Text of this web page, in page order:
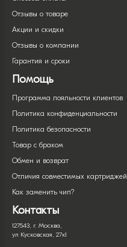
Отзывы о товаре
Акции и скидки
Отзывы о компании
Гарантия и сроки
Помощь
Программа лояльности клиентов
Политика конфиденциальности
Политика безопасности
Товар с браком
Обмен и возврат
Отличия совместимых картриджей
Как заменить чип?
Контакты
127543, г. Москва,
ул Кусковская, 27к1